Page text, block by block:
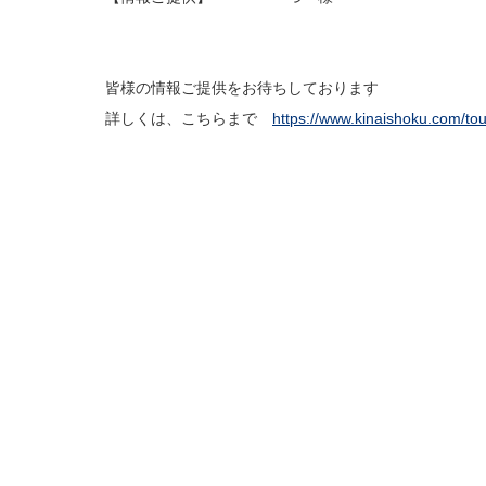
皆様の情報ご提供をお待ちしております
詳しくは、こちらまで https://www.kinaishoku.com/